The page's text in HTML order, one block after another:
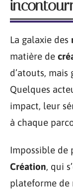
La galaxie des
matière de
d’atouts, mais
Quelques
impact, leur
à chaque
Impossible de
Création, qui
plateforme de